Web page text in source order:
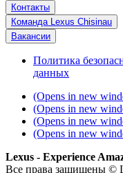
Контакты
Команда Lexus Chisinau
Вакансии
Политика
данных
(Opens in new
(Opens in new
(Opens in new
(Opens in new
Lexus - Experience
Все права защищены ©